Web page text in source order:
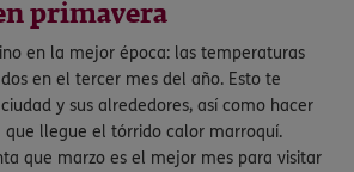
primavera
en la mejor época: las temperaturas
en el tercer mes del año. Esto te
y sus alrededores, así como hacer
que llegue el tórrido calor marroquí.
que marzo es el mejor mes para visitar